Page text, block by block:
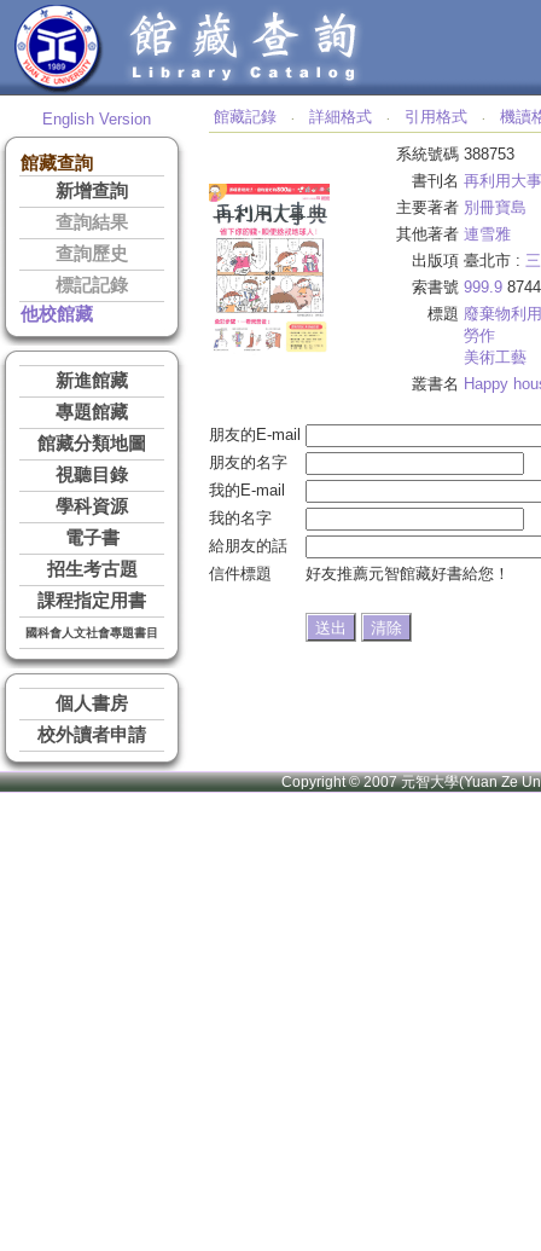
English Version
館藏查詢
新增查詢
查詢結果
查詢歷史
標記記錄
他校館藏
新進館藏
專題館藏
館藏分類地圖
視聽目錄
學科資源
電子書
招生考古題
課程指定用書
國科會人文社會專題書目
個人書房
校外讀者申請
館藏記錄 ‧ 詳細格式 ‧ 引用格式 ‧ 機讀
系統號碼 388753
書刊名 再利用大
主要著者 別冊寶島
其他著者 連雪雅
出版項 臺北市 :
索書號 999.9 8744
標題 廢棄物利用
勞作
美術工藝
叢書名 Happy
朋友的E-mail
朋友的名字
我的E-mail
我的名字
給朋友的話
信件標題
好友推薦元智館藏好書給您！
Copyright © 2007 元智大學(Yuan Ze